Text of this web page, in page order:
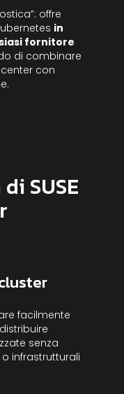
offre
in
fornitore
di combinare
con
SUSE
facilmente
senza
infrastrutturali